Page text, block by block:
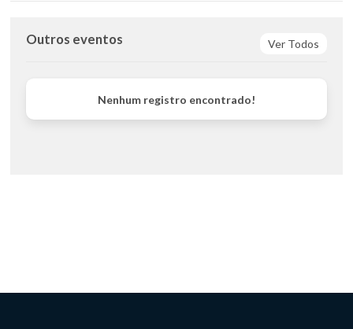
Ver Todos
Outros eventos
Nenhum registro encontrado!